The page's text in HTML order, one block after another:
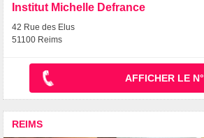
Institut Michelle Defrance
42 Rue des Elus
51100 Reims
AFFICHER LE N°
REIMS